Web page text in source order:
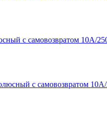
с самовозвратом 10А/